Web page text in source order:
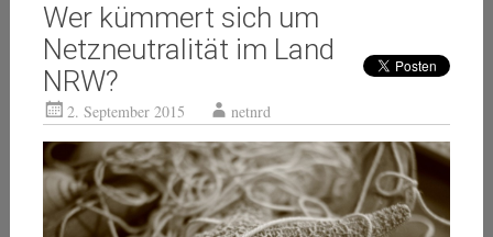
Wer kümmert sich um
Netzneutralität im Land
NRW?
2. September 2015 netnrd